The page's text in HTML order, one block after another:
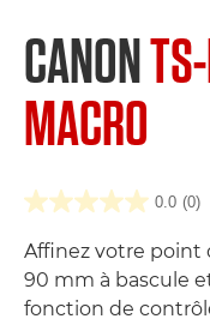
CANON
MACRO
0.0 (0)
Affinez votre point
90 mm à bascule
fonction de